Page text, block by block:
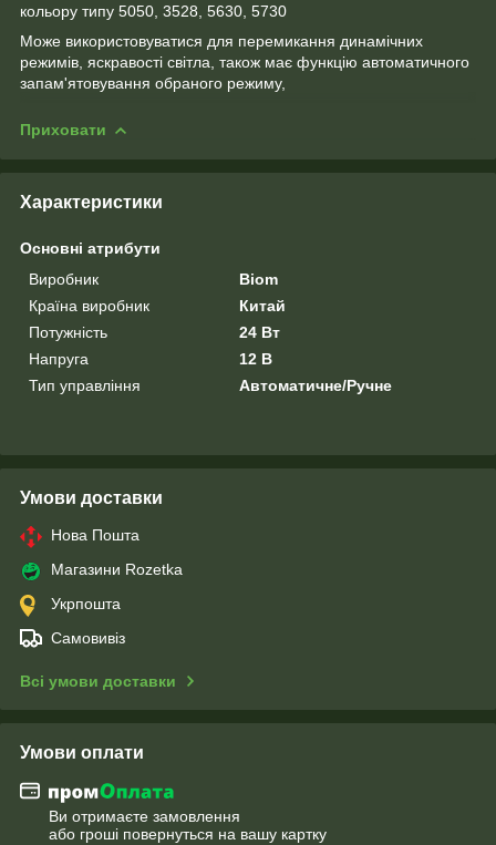
кольору типу 5050, 3528, 5630, 5730
Може використовуватися для перемикання динамічних
режимів, яскравості світла, також має функцію автоматичного
запам'ятовування обраного режиму,
Приховати
Характеристики
Основні атрибути
Виробник
Biom
Країна виробник
Китай
Потужність
24 Вт
Напруга
12 В
Тип управління
Автоматичне/Ручне
Умови доставки
Нова Пошта
Магазини Rozetka
Укрпошта
Самовивіз
Всі умови доставки
Умови оплати
Ви отримаєте замовлення
або гроші повернуться на вашу картку